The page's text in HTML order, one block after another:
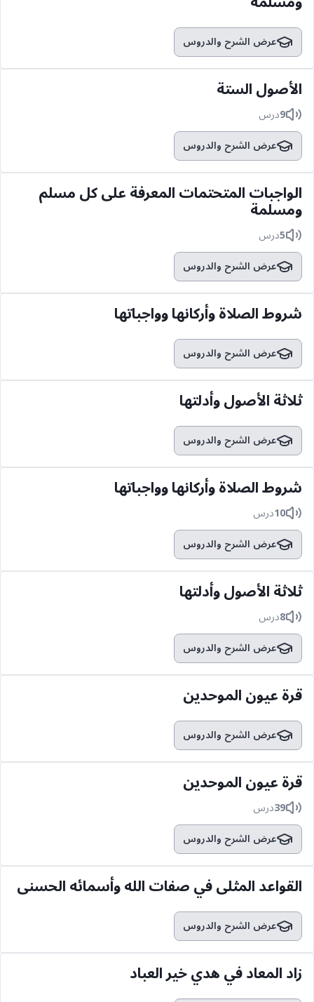
عرض الشرح والدروس
الأصول الستة
9درس
عرض الشرح والدروس
الواجبات المتحتمات المعرفة على كل مسلم
ومسلمة
5درس
عرض الشرح والدروس
شروط الصلاة وأركانها وواجباتها
عرض الشرح والدروس
ثلاثة الأصول وأدلتها
عرض الشرح والدروس
شروط الصلاة وأركانها وواجباتها
10درس
عرض الشرح والدروس
ثلاثة الأصول وأدلتها
8درس
عرض الشرح والدروس
قرة عيون الموحدين
عرض الشرح والدروس
قرة عيون الموحدين
39درس
عرض الشرح والدروس
القواعد المثلى في صفات الله وأسمائه الحسنى
عرض الشرح والدروس
زاد المعاد في هدي خير العباد